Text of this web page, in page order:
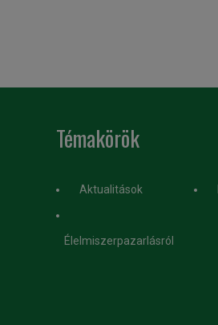
Témakörök
Aktualitások
Élelmiszerpazarlásról